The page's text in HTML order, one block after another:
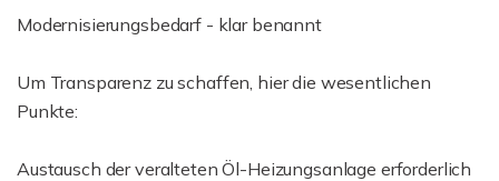
Modernisierungsbedarf - klar benannt
Um Transparenz zu schaffen, hier die wesentlichen
Punkte:
Austausch der veralteten Öl-Heizungsanlage erforderlich